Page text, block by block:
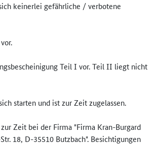
keinerlei gefährliche / verbotene
Teil I vor. Teil II liegt nicht
starten und ist zur Zeit zugelassen.
Zeit bei der Firma "Firma Kran-Burgard
18, D-35510 Butzbach". Besichtigungen